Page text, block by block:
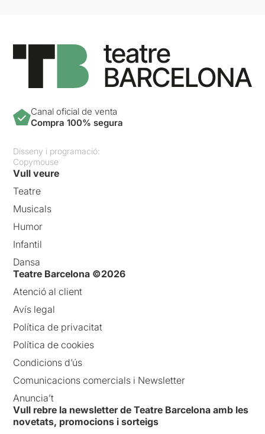
Canal oficial de venta
Compra 100% segura
Disseny i programació:
Copymouse
Vull veure
Teatre
Musicals
Humor
Infantil
Dansa
Teatre Barcelona ©2026
Atenció al client
Avís legal
Política de privacitat
Política de cookies
Condicions d’ús
Comunicacions comercials i Newsletter
Anuncia’t
Vull rebre la newsletter de Teatre Barcelona amb les
novetats, promocions i sorteigs